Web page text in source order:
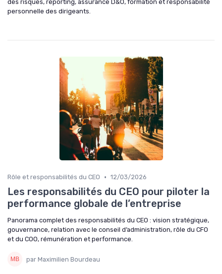
des risques, reporting, assurance D&O, formation et responsabilité
personnelle des dirigeants.
Rôle et responsabilités du CEO • 12/03/2026
Les responsabilités du CEO pour piloter la
performance globale de l’entreprise
Panorama complet des responsabilités du CEO : vision stratégique,
gouvernance, relation avec le conseil d’administration, rôle du CFO
et du COO, rémunération et performance.
par Maximilien Bourdeau